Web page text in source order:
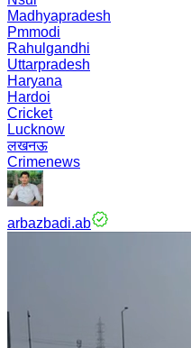
Madhyapradesh
Pmmodi
Rahulgandhi
Uttarpradesh
Haryana
Hardoi
Cricket
Lucknow
लखनऊ
Crimenews
arbazbadi.ab